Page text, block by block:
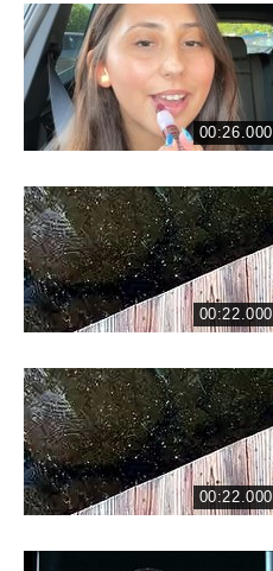
00:26.000
00:22.000
00:22.000